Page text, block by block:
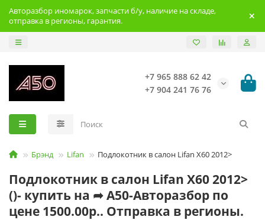
Авторазбор иномарок, запчасти б/у, наличие на складе,
отправка в регионы, гарантия.
+7 965 888 62 42
+7 904 241 76 76
Брэнд Lifan Подлокотник в салон Lifan X60 2012>
Подлокотник в салон Lifan X60 2012>
()- купить на ➦ А50-Авторазбор по
цене 1500.00р.. Отправка в регионы.